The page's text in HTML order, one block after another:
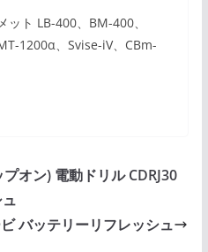
ット LB-400、BM-400、
1200α、Svise-iV、CBm-
オン) 電動ドリル CDRJ30
バッテリーリフレッシュ